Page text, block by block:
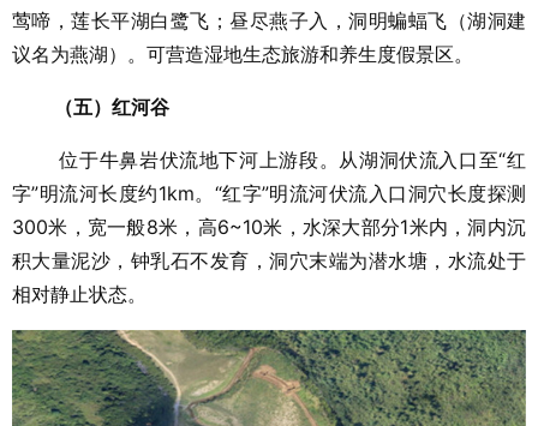
莺啼，莲长平湖白鹭飞；昼尽燕子入，洞明蝙蝠飞（湖洞建
议名为燕湖）。可营造湿地生态旅游和养生度假景区。
（五）红河谷
位于牛鼻岩伏流地下河上游段。从湖洞伏流入口至“红
字”明流河长度约1km。“红字”明流河伏流入口洞穴长度探测
300米，宽一般8米，高6~10米，水深大部分1米内，洞内沉
积大量泥沙，钟乳石不发育，洞穴末端为潜水塘，水流处于
相对静止状态。